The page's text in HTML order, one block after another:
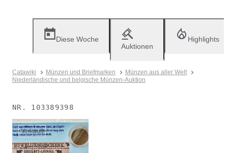
Diese Woche
Auktionen
Highlights
Catawiki Münzen und Briefmarken
Münzen aus aller Welt
Niederländische und belgische Münzen-Auktion
NR. 103389398
Verkauft